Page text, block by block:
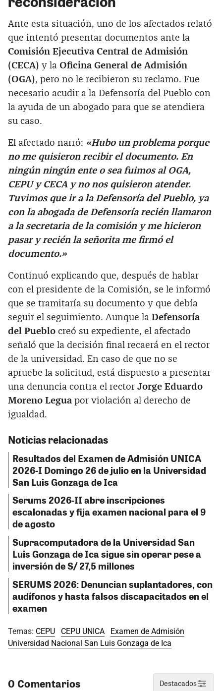
Ante esta situación, uno de los afectados relató
que intentó presentar documentos ante la
Comisión Ejecutiva Central de Admisión
(CECA) y la Oficina General de Admisión
(OGA), pero no le recibieron su reclamo. Fue
necesario acudir a la Defensoría del Pueblo con
la ayuda de un abogado para que se atendiera
su caso.
El afectado narró: «Hubo un problema porque
no me quisieron recibir el documento. En
ningún ningún ente o sea fuimos al OGA,
CEPU y CECA y no nos quisieron atender.
Tuvimos que ir a la Defensoría del Pueblo, ya
con la abogada de Defensoría recién llamaron
a la secretaria de la comisión y me hicieron
pasar y recién la señorita me firmó el
documento.»
Continuó explicando que, después de hablar
con el presidente de la Comisión, se le informó
que se tramitaría su documento y que debía
seguir el seguimiento. Aunque la Defensoría
del Pueblo creó su expediente, el afectado
señaló que la decisión final recaerá en el rector
de la universidad. En caso de que no se
apruebe la solicitud, está dispuesto a presentar
una denuncia contra el rector Jorge Eduardo
Moreno Legua por violación al derecho de
igualdad.
Noticias relacionadas
Resultados del Examen de Admisión UNICA
2026-I Domingo 26 de julio en la Universidad
San Luis Gonzaga de Ica
Serums 2026-II abre inscripciones
escalonadas y fija examen nacional para el 9
de agosto
Supracomputadora de la Universidad San
Luis Gonzaga de Ica sigue sin operar pese a
inversión de S/ 27,5 millones
SERUMS 2026: Denuncian suplantadores, con
audífonos y hasta falsos discapacitados en el
examen
Temas: CEPU CEPU UNICA
Examen de Admisión
Universidad Nacional San Luis Gonzaga de Ica
0 Comentarios Destacados